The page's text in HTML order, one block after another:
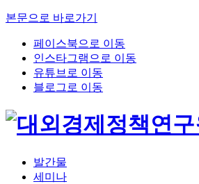
본문으로 바로가기
페이스북으로 이동
인스타그램으로 이동
유튜브로 이동
블로그로 이동
발간물
세미나